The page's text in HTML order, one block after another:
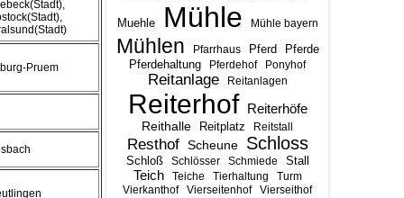
Muehle Mühle Mühle bayern
Mühlen Pfarrhaus Pferd Pferde
Pferdehaltung Pferdehof Ponyhof
Reitanlage Reitanlagen
Reiterhof Reiterhöfe
Reithalle Reitplatz Reitstall
Resthof Scheune Schloss
Schloß Schlösser Schmiede Stall
Teich Teiche Tierhaltung
Turm
Vierkanthof
Vierseitenhof Vierseithof
Pruem